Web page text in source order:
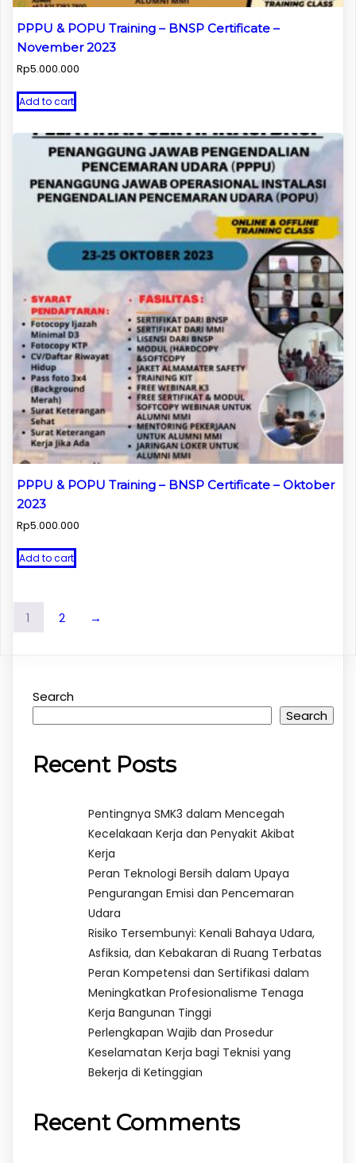
PPPU & POPU Training – BNSP Certificate –
November 2023
Rp5.000.000
Add to cart
PPPU & POPU Training – BNSP Certificate – Oktober
2023
Rp5.000.000
Add to cart
1 2 →
Search
Search
Recent Posts
Pentingnya SMK3 dalam Mencegah
Kecelakaan Kerja dan Penyakit Akibat
Kerja
Peran Teknologi Bersih dalam Upaya
Pengurangan Emisi dan Pencemaran
Udara
Risiko Tersembunyi: Kenali Bahaya Udara,
Asfiksia, dan Kebakaran di Ruang Terbatas
Peran Kompetensi dan Sertifikasi dalam
Meningkatkan Profesionalisme Tenaga
Kerja Bangunan Tinggi
Perlengkapan Wajib dan Prosedur
Keselamatan Kerja bagi Teknisi yang
Bekerja di Ketinggian
Recent Comments